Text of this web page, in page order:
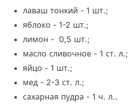
лаваш тонкий - 1 шт.;
яблоко - 1-2 шт.;
лимон - 0,5 шт.;
масло сливочное - 1 ст. л.;
яйцо - 1 шт.;
мед - 2-3 ст. л.;
сахарная пудра - 1 ч. л..